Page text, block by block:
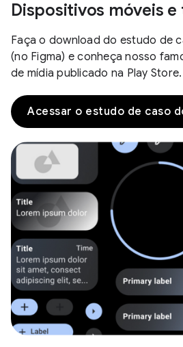
Dispositivos móveis e
Faça o download do estudo de
(no Figma) e conheça nosso
de mídia publicado na Play Store.